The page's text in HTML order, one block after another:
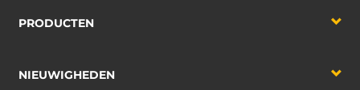
PRODUCTEN
NIEUWIGHEDEN